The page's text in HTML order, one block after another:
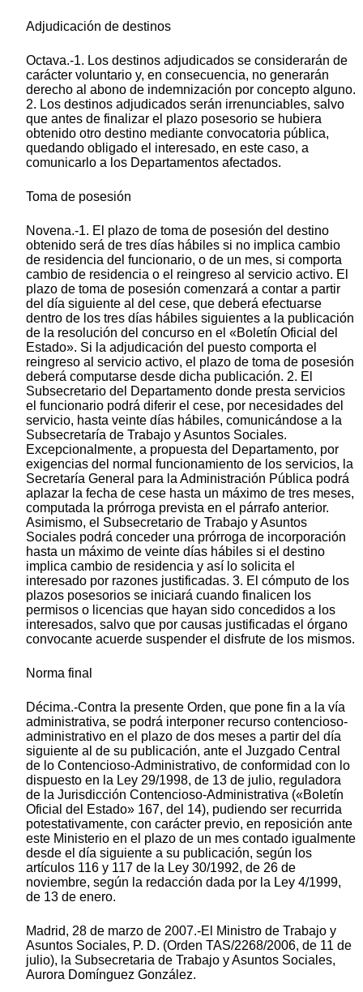
Adjudicación de destinos
Octava.-1. Los destinos adjudicados se considerarán de
carácter voluntario y, en consecuencia, no generarán
derecho al abono de indemnización por concepto alguno.
2. Los destinos adjudicados serán irrenunciables, salvo
que antes de finalizar el plazo posesorio se hubiera
obtenido otro destino mediante convocatoria pública,
quedando obligado el interesado, en este caso, a
comunicarlo a los Departamentos afectados.
Toma de posesión
Novena.-1. El plazo de toma de posesión del destino
obtenido será de tres días hábiles si no implica cambio
de residencia del funcionario, o de un mes, si comporta
cambio de residencia o el reingreso al servicio activo. El
plazo de toma de posesión comenzará a contar a partir
del día siguiente al del cese, que deberá efectuarse
dentro de los tres días hábiles siguientes a la publicación
de la resolución del concurso en el «Boletín Oficial del
Estado». Si la adjudicación del puesto comporta el
reingreso al servicio activo, el plazo de toma de posesión
deberá computarse desde dicha publicación. 2. El
Subsecretario del Departamento donde presta servicios
el funcionario podrá diferir el cese, por necesidades del
servicio, hasta veinte días hábiles, comunicándose a la
Subsecretaría de Trabajo y Asuntos Sociales.
Excepcionalmente, a propuesta del Departamento, por
exigencias del normal funcionamiento de los servicios, la
Secretaría General para la Administración Pública podrá
aplazar la fecha de cese hasta un máximo de tres meses,
computada la prórroga prevista en el párrafo anterior.
Asimismo, el Subsecretario de Trabajo y Asuntos
Sociales podrá conceder una prórroga de incorporación
hasta un máximo de veinte días hábiles si el destino
implica cambio de residencia y así lo solicita el
interesado por razones justificadas. 3. El cómputo de los
plazos posesorios se iniciará cuando finalicen los
permisos o licencias que hayan sido concedidos a los
interesados, salvo que por causas justificadas el órgano
convocante acuerde suspender el disfrute de los mismos.
Norma final
Décima.-Contra la presente Orden, que pone fin a la vía
administrativa, se podrá interponer recurso contencioso-
administrativo en el plazo de dos meses a partir del día
siguiente al de su publicación, ante el Juzgado Central
de lo Contencioso-Administrativo, de conformidad con lo
dispuesto en la Ley 29/1998, de 13 de julio, reguladora
de la Jurisdicción Contencioso-Administrativa («Boletín
Oficial del Estado» 167, del 14), pudiendo ser recurrida
potestativamente, con carácter previo, en reposición ante
este Ministerio en el plazo de un mes contado igualmente
desde el día siguiente a su publicación, según los
artículos 116 y 117 de la Ley 30/1992, de 26 de
noviembre, según la redacción dada por la Ley 4/1999,
de 13 de enero.
Madrid, 28 de marzo de 2007.-El Ministro de Trabajo y
Asuntos Sociales, P. D. (Orden TAS/2268/2006, de 11 de
julio), la Subsecretaria de Trabajo y Asuntos Sociales,
Aurora Domínguez González.